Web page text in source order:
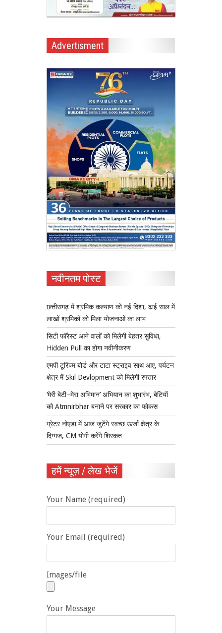
Advertisment
नवीनतम पोस्ट
छत्तीसगढ़ में श्रमिक कल्याण को नई दिशा, ढाई साल में
लाखों श्रमिकों को मिला योजनाओं का लाभ
सिटी फॉरेस्ट आने वालों को मिलेगी बेहतर सुविधा,
Hidden Pull का होगा नवीनीकरण
एमपी टूरिज्म बोर्ड और टाटा स्ट्राइव साथ आए, पर्यटन
क्षेत्र में Skil Devlopment को मिलेगी रफ्तार
‘मेरी बेटी–मेरा अभिमान’ अभियान का शुभारंभ, बेटियों
को Atmnirbhar बनाने पर सरकार का फोकस
ग्रेटर नोएडा में आज जुटेंगे स्वच्छ ऊर्जा क्षेत्र के
दिग्गज, CM योगी करेंगे शिरकत
हमें न्यूज़ / लेख भेजें
Your Name (required)
Your Email (required)
Images/file
Your Message